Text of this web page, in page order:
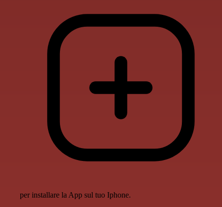
per installare la App sul tuo Iphone.